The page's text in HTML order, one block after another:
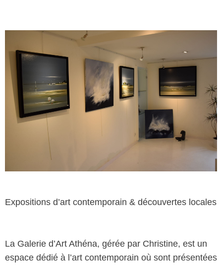
Expositions d’art contemporain & découvertes locales
La Galerie d’Art Athéna, gérée par Christine, est un
espace dédié à l’art contemporain où sont présentées